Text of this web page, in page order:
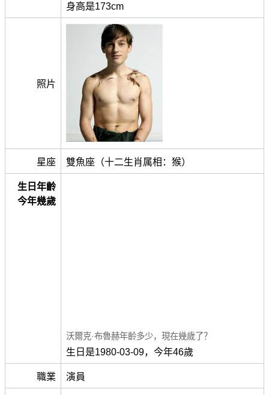
身高是173cm
照片
星座 雙魚座（十二生肖属相：猴）
生日年齡
今年幾歲
沃爾克·布魯赫年齡多少，現在幾歲了？
生日是1980-03-09，今年46歲
職業 演員